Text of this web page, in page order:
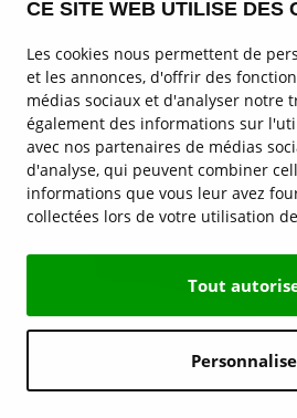
CE SITE WEB UTILISE DES
Les cookies nous permettent de
et les annonces, d'offrir des
médias sociaux et d'analyser notre
également des informations sur
avec nos partenaires de médias
d'analyse, qui peuvent combiner
informations que vous leur avez
collectées lors de votre utilisation
Tout
Contactez-nous